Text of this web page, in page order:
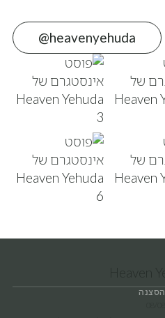
@heavenyehuda
הסצנה